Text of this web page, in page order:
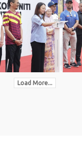
Load More...